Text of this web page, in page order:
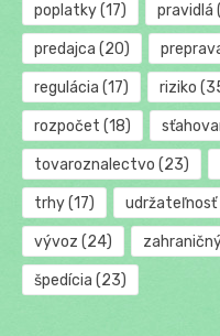
poplatky(17) pravidlá
predajca (20)
regulácia (17) riziko
rozpočet (18)
tovaroznalectvo (23)
trhy(17) udržateľnosť
vývoz (24)
špedícia (23)